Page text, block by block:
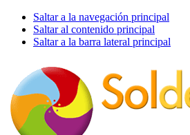
Saltar a la navegación principal
Saltar al contenido principal
Saltar a la barra lateral principal